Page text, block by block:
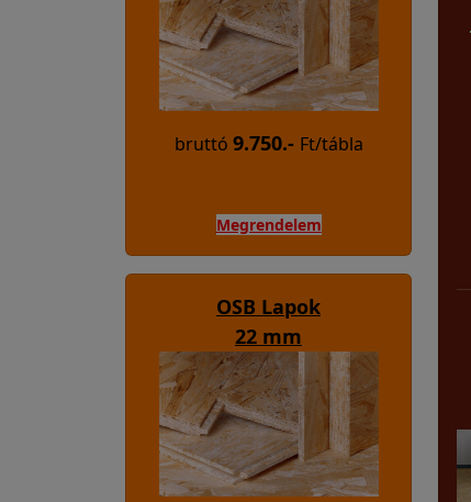
bruttó 9.750.- Ft/tábla
Megrendelem
OSB Lapok
22 mm